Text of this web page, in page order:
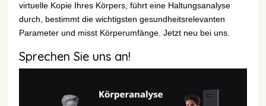
virtuelle Kopie Ihres Körpers, führt eine Haltungsanalyse
durch, bestimmt die wichtigsten gesundheitsrelevanten
Parameter und misst Körperumfänge. Jetzt neu bei uns.
Sprechen Sie uns an!